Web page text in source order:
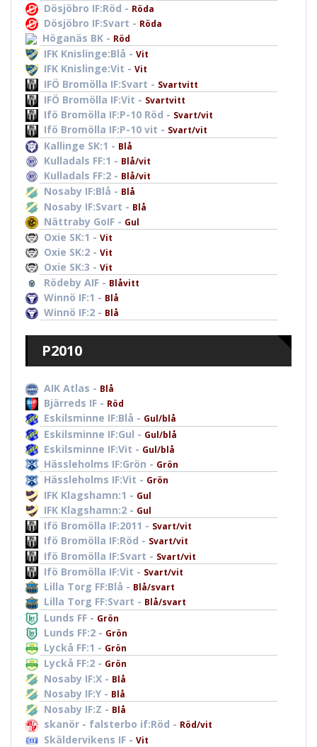
Dösjöbro IF:Röd - Röda
Dösjöbro IF:Svart - Röda
Höganäs BK - Röd
IFK Knislinge:Blå - Vit
IFK Knislinge:Vit - Vit
IFÖ Bromölla IF:Svart - Svartvitt
IFÖ Bromölla IF:Vit - Svartvitt
Ifö Bromölla IF:P-10 Röd - Svart/vit
Ifö Bromölla IF:P-10 vit - Svart/vit
Kallinge SK:1 - Blå
Kulladals FF:1 - Blå/vit
Kulladals FF:2 - Blå/vit
Nosaby IF:Blå - Blå
Nosaby IF:Svart - Blå
Nättraby GoIF - Gul
Oxie SK:1 - Vit
Oxie SK:2 - Vit
Oxie SK:3 - Vit
Rödeby AIF - Blåvitt
Winnö IF:1 - Blå
Winnö IF:2 - Blå
P2010
AIK Atlas - Blå
Bjärreds IF - Röd
Eskilsminne IF:Blå - Gul/blå
Eskilsminne IF:Gul - Gul/blå
Eskilsminne IF:Vit - Gul/blå
Hässleholms IF:Grön - Grön
Hässleholms IF:Vit - Grön
IFK Klagshamn:1 - Gul
IFK Klagshamn:2 - Gul
Ifö Bromölla IF:2011 - Svart/vit
Ifö Bromölla IF:Röd - Svart/vit
Ifö Bromölla IF:Svart - Svart/vit
Ifö Bromölla IF:Vit - Svart/vit
Lilla Torg FF:Blå - Blå/svart
Lilla Torg FF:Svart - Blå/svart
Lunds FF - Grön
Lunds FF:2 - Grön
Lyckå FF:1 - Grön
Lyckå FF:2 - Grön
Nosaby IF:X - Blå
Nosaby IF:Y - Blå
Nosaby IF:Z - Blå
skanör - falsterbo if:Röd - Röd/vit
Skäldervikens IF - Vit